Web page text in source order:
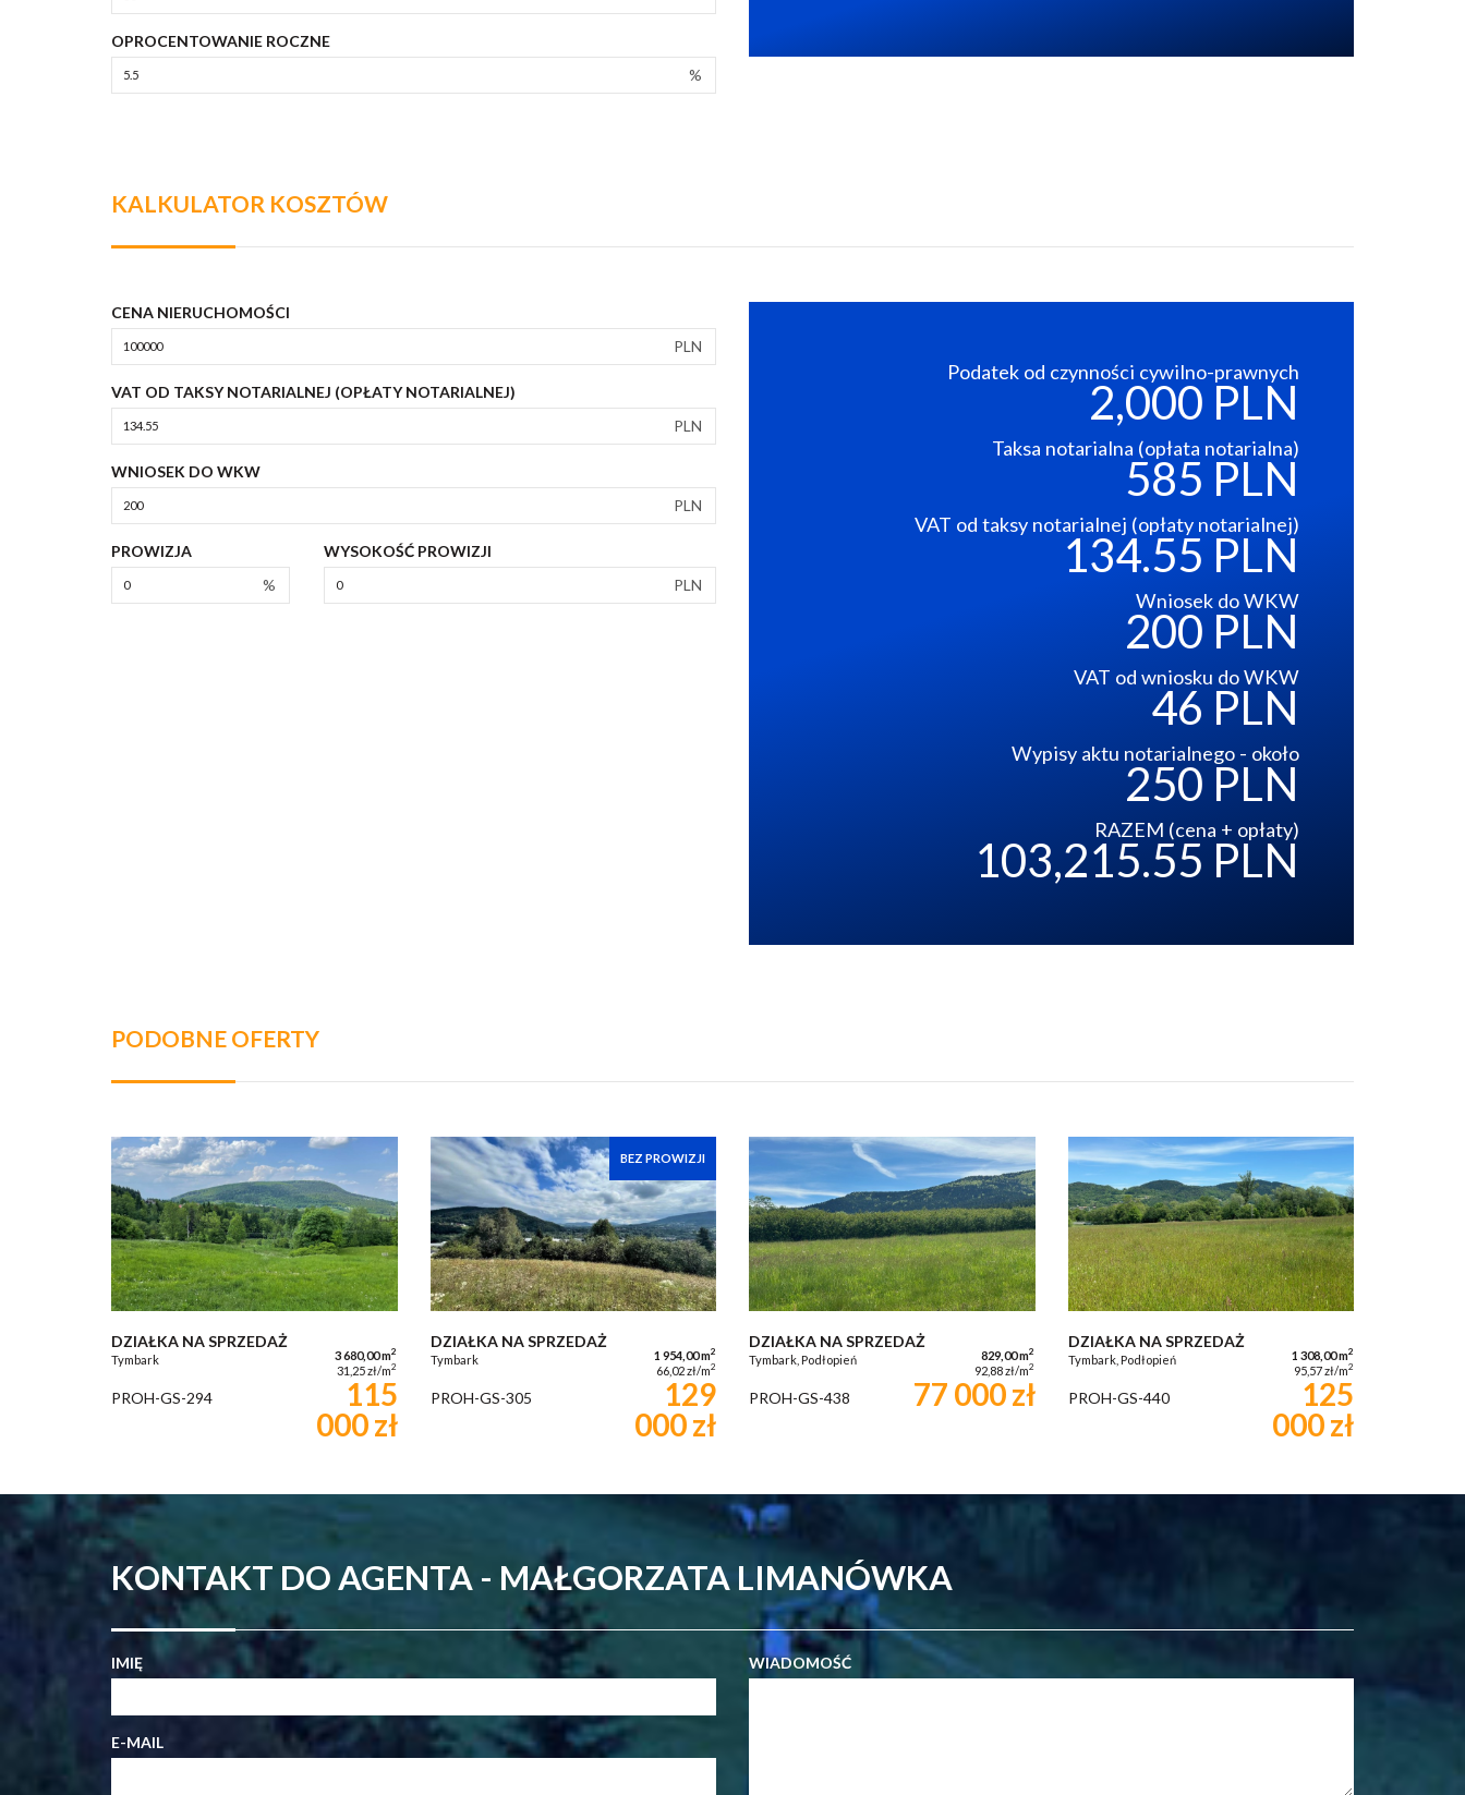
OPROCENTOWANIE ROCZNE
%
KALKULATOR KOSZTÓW
CENA NIERUCHOMOŚCI
PLN
VAT OD TAKSY NOTARIALNEJ (OPŁATY NOTARIALNEJ)
PLN
WNIOSEK DO WKW
PLN
PROWIZJA
%
WYSOKOŚĆ PROWIZJI
PLN
Podatek od czynności cywilno-prawnych
2,000 PLN
Taksa notarialna (opłata notarialna)
585 PLN
VAT od taksy notarialnej (opłaty notarialnej)
134.55 PLN
Wniosek do WKW
200 PLN
VAT od wniosku do WKW
46 PLN
Wypisy aktu notarialnego - około
250 PLN
RAZEM (cena + opłaty)
103,215.55 PLN
PODOBNE OFERTY
DZIAŁKA NA SPRZEDAŻ
Tymbark 3 680,00 m2
31,25 zł/m2
PROH-GS-294
115
000 zł
BEZ PROWIZJI
DZIAŁKA NA SPRZEDAŻ
Tymbark 1 954,00 m2
66,02 zł/m2
PROH-GS-305
129
000 zł
DZIAŁKA NA SPRZEDAŻ
Tymbark, Podłopień 829,00 m2
92,88 zł/m2
PROH-GS-438 77 000 zł
DZIAŁKA NA SPRZEDAŻ
Tymbark, Podłopień 1 308,00 m2
95,57 zł/m2
PROH-GS-440
125
000 zł
KONTAKT DO AGENTA - MAŁGORZATA LIMANÓWKA
IMIĘ
E-MAIL
WIADOMOŚĆ